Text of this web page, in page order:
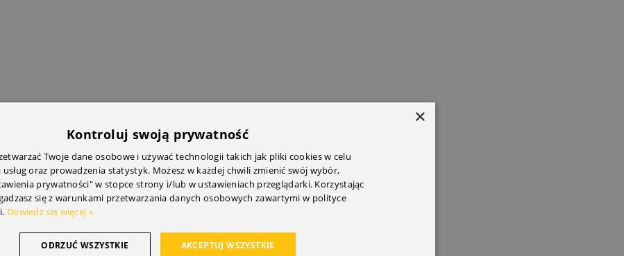
×
Kontroluj swoją prywatność
Twoje dane osobowe i używać technologii takich jak pliki cookies w celu
usług oraz prowadzenia statystyk. Możesz w każdej chwili zmienić swój wybór,
prywatności" w stopce strony i/lub w ustawieniach przeglądarki. Korzystając
się z warunkami przetwarzania danych osobowych zawartymi w polityce
Dowiedz się więcej »
AKCEPTUJ WSZYSTKIE
ODRZUĆ WSZYSTKIE